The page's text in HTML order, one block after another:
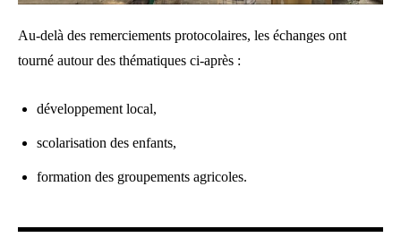
Au-delà des remerciements protocolaires, les échanges ont
tourné autour des thématiques ci-après :
développement local,
scolarisation des enfants,
formation des groupements agricoles.